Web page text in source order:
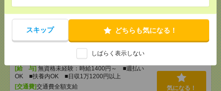
スキップ どちらも気になる！
しばらく表示しない
[交通費]交通費全額支給
[勤務地]天王寺駅/大阪上本町駅/鶴橋駅/…
気になる！
【オープニング募集】おばあちゃんのお散歩付き添
いも仕事の1つ[派遣]
[給 与] 無資格未経験：時給1400円～ ■週払い
OK ■扶養内OK ■日収1万1200円以上
[交通費]交通費全額支給
気になる！